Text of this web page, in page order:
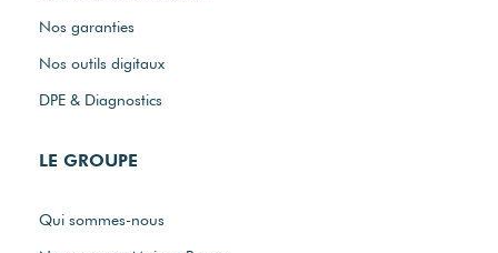
Nos garanties
Nos outils digitaux
DPE & Diagnostics
LE GROUPE
Qui sommes-nous